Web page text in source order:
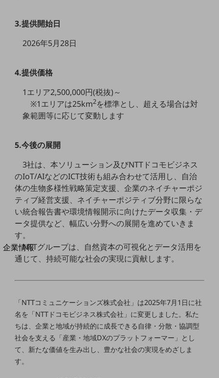
運輸業
その他の業界はこちら
ゲーム感覚で見つける
ビジネスお悩み診断
NTTドコモビジネス
オンラインショップ
相談・申し込みができるバーチャルショップ
はじめての方へ
サービス・商品を探す
新規会員登録/ログインはこちら
100回線以上のお問い合わせ・お見積りはこちら
別ウィンドウで開きます
企業情報
企業情報TOP
会社案内TOP
社長からのご挨拶
事業拠点
3.提供開始日
2026年5月28日
4.提供価格
1エリア2,500,000円(税抜)～
※1エリアは25km2を標準とし、超える場合は対
象範囲等に応じて変動します
5.今後の展開
3社は、本ソリューション及びNTTドコモビジネス
のIoT/AIなどのICT技術も組み合わせて活用し、自治
体の生物多様性戦略策定支援、企業のネイチャーポジ
ティブ経営支援、ネイチャーポジティブ分野に限らな
い統合報告書や環境情報開示に向けたデータ収集・デ
ータ提供など、幅広い分野への展開を進めていきま
す。
NTTグループは、自然資本の可視化とデータ活用を
通じて、持続可能な社会の実現に貢献します。
「NTTコミュニケーションズ株式会社」は2025年7月1日に社
名を「NTTドコモビジネス株式会社」に変更しました。私た
ちは、企業と地域が持続的に成長できる自律・分散・協調型
社会を支える「産業・地域DXのプラットフォーマー」とし
て、新たな価値を生み出し、豊かな社会の実現をめざしま
す。